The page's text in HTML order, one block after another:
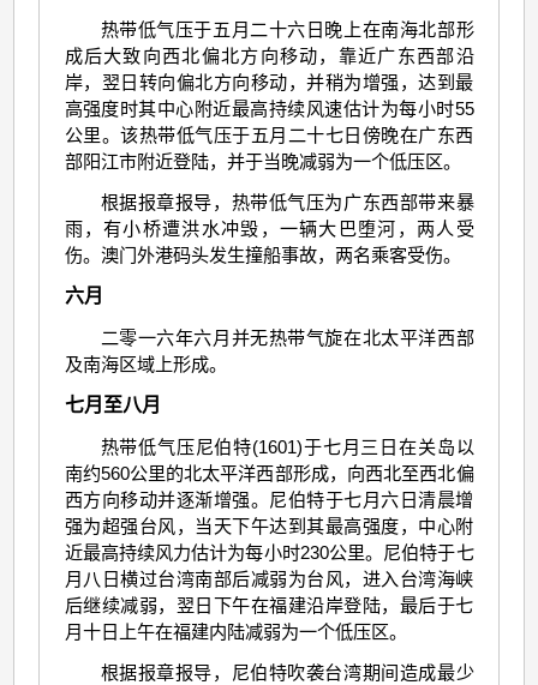
热带低气压于五月二十六日晚上在南海北部形
成后大致向西北偏北方向移动，靠近广东西部沿
岸，翌日转向偏北方向移动，并稍为增强，达到最
高强度时其中心附近最高持续风速估计为每小时55
公里。该热带低气压于五月二十七日傍晚在广东西
部阳江市附近登陆，并于当晚减弱为一个低压区。
根据报章报导，热带低气压为广东西部带来暴
雨，有小桥遭洪水冲毁，一辆大巴堕河，两人受
伤。澳门外港码头发生撞船事故，两名乘客受伤。
六月
二零一六年六月并无热带气旋在北太平洋西部
及南海区域上形成。
七月至八月
热带低气压尼伯特(1601)于七月三日在关岛以
南约560公里的北太平洋西部形成，向西北至西北偏
西方向移动并逐渐增强。尼伯特于七月六日清晨增
强为超强台风，当天下午达到其最高强度，中心附
近最高持续风力估计为每小时230公里。尼伯特于七
月八日横过台湾南部后减弱为台风，进入台湾海峡
后继续减弱，翌日下午在福建沿岸登陆，最后于七
月十日上午在福建内陆减弱为一个低压区。
根据报章报导，尼伯特吹袭台湾期间造成最少